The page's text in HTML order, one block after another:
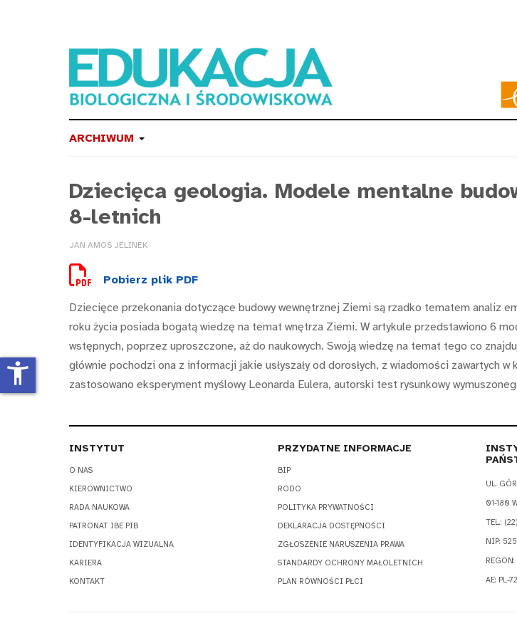
ARCHIWUM
Dziecięca geologia. Modele mentalne
8-letnich
JAN AMOS JELINEK
Pobierz plik PDF
Dziecięce przekonania dotyczące budowy wewnętrznej Ziemi są rzadko tematem analiz
roku życia posiada bogatą wiedzę na temat wnętrza Ziemi. W artykule przedstawiono 6
wstępnych, poprzez uproszczone, aż do naukowych. Swoją wiedzę na temat tego co
głównie pochodzi ona z informacji jakie usłyszały od dorosłych, z wiadomości zawartych
zastosowano eksperyment myślowy Leonarda Eulera, autorski test rysunkowy
INSTYTUT
O NAS
KIEROWNICTWO
RADA NAUKOWA
PATRONAT IBE PIB
IDENTYFIKACJA WIZUALNA
KARIERA
KONTAKT
PRZYDATNE INFORMACJE
BIP
RODO
POLITYKA PRYWATNOŚCI
DEKLARACJA DOSTĘPNOŚCI
ZGŁOSZENIE NARUSZENIA PRAWA
STANDARDY OCHRONY MAŁOLETNICH
PLAN RÓWNOŚCI PŁCI
UL.
01-180
TEL.:
NIP:
AE: PL-
accessibility_new